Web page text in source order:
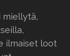
miellytä,
ilmaiset loot